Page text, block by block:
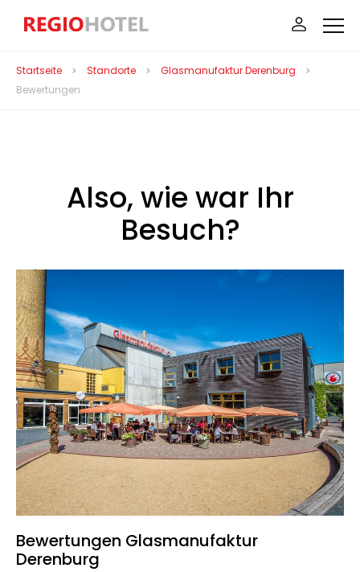
Startseite Standorte
Glasmanufaktur Derenburg
Bewertungen
Also, wie war Ihr
Besuch?
Bewertungen Glasmanufaktur
Derenburg